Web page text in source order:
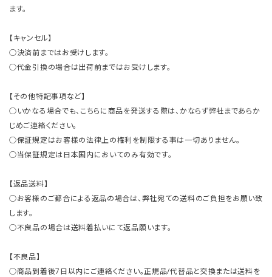
ます。
【キャンセル】
○決済前まではお受けします。
○代金引換の場合は出荷前まではお受けします。
【その他特記事項など】
○いかなる場合でも、こちらに商品を発送する際は、かならず弊社まであらか
じめご連絡ください。
○保証規定はお客様の法律上の権利を制限する事は一切ありません。
○当保証規定は日本国内においてのみ有効です。
【返品送料】
○お客様のご都合による返品の場合は、弊社宛ての送料のご負担をお願い致
します。
○不良品の場合は送料着払いにて返品願います。
【不良品】
○商品到着後7日以内にご連絡ください。正規品/代替品と交換または送料を